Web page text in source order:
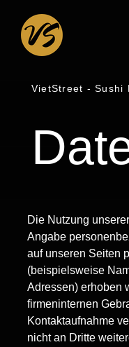
Inhalt
springen
VietStreet - Sushi
Die Nutzung
Angabe
auf unseren Seiten
(beispielsweise
Adressen) erhoben
firmeninternen
Kontaktaufnahme
nicht an Dritte